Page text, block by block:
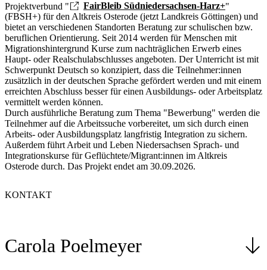
Projektverbund "
FairBleib Südniedersachsen-Harz+"
(FBSH+) für den Altkreis Osterode (jetzt Landkreis Göttingen) und
bietet an verschiedenen Standorten Beratung zur schulischen bzw.
beruflichen Orientierung. Seit 2014 werden für Menschen mit
Migrationshintergrund Kurse zum nachträglichen Erwerb eines
Haupt- oder Realschulabschlusses angeboten. Der Unterricht ist mit
Schwerpunkt Deutsch so konzipiert, dass die Teilnehmer:innen
zusätzlich in der deutschen Sprache gefördert werden und mit einem
erreichten Abschluss besser für einen Ausbildungs- oder Arbeitsplatz
vermittelt werden können.
Durch ausführliche Beratung zum Thema "Bewerbung" werden die
Teilnehmer auf die Arbeitssuche vorbereitet, um sich durch einen
Arbeits- oder Ausbildungsplatz langfristig Integration zu sichern.
Außerdem führt Arbeit und Leben Niedersachsen Sprach- und
Integrationskurse für Geflüchtete/Migrant:innen im Altkreis
Osterode durch. Das Projekt endet am 30.09.2026.
KONTAKT
Carola Poelmeyer